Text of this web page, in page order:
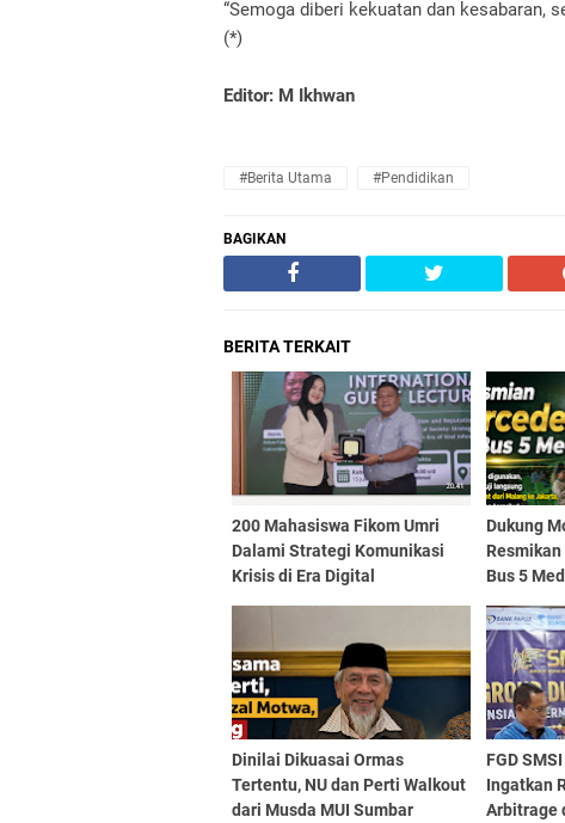
“Semoga diberi kekuatan dan kesabaran,
(*)
Editor: M Ikhwan
#Berita Utama #Pendidikan
BAGIKAN
BERITA TERKAIT
200 Mahasiswa Fikom Umri
Dalami Strategi Komunikasi
Krisis di Era Digital
Dukung
Bus 5
Dinilai Dikuasai Ormas
Tertentu, NU dan Perti Walkout
dari Musda MUI Sumbar
FGD
Ingatkan
Arbitrage